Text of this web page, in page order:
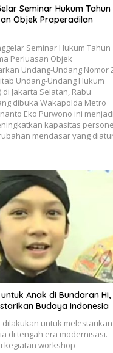
Seminar Hukum Tahun
Objek Praperadilan
Seminar Hukum Tahun
Perluasan Objek
Undang-Undang Nomor
Undang-Undang Hukum
di Jakarta Selatan, Rabu
dibuka Wakapolda Metro
Eko Purwono ini menjadi
kapasitas
mendasar yang
Anak di Bundaran HI,
Budaya Indonesia
untuk melestarikan
di tengah era modernisasi.
kegiatan workshop